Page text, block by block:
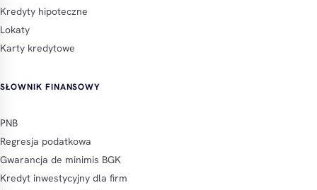
Kredyty hipoteczne
Lokaty
Karty kredytowe
SŁOWNIK FINANSOWY
PNB
Regresja podatkowa
Gwarancja de minimis BGK
Kredyt inwestycyjny dla firm